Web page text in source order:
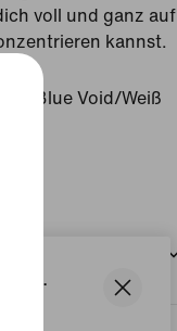
voll und ganz auf
kannst.
Blue Void/Weiß